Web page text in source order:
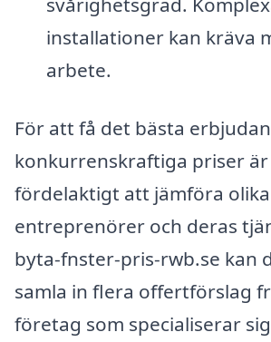
installationer kan kräva
arbete.
För att få det bästa
konkurrenskraftiga priser
fördelaktigt att jämföra olika
entreprenörer och deras
byta-fnster-pris-rwb.se kan
samla in flera offertförslag
företag som specialiserar